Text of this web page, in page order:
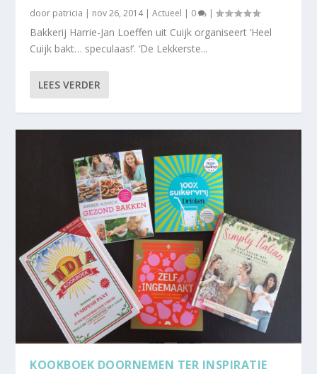
door patricia | nov 26, 2014|Actueel | 0 |
Bakkerij Harrie-Jan Loeffen uit Cuijk organiseert ‘Heel
Cuijk bakt… speculaas!’. ‘De Lekkerste...
LEES VERDER
KOOKBOEK DOORNEMEN TER INSPIRATIE